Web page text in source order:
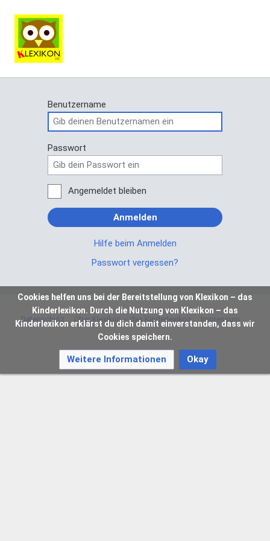
Benutzername
Passwort
Angemeldet bleiben
Anmelden
Hilfe beim Anmelden
Passwort vergessen?
Datenschutz Über Klexikon – das Kinderlexikon Impressum
Cookies helfen uns bei der Bereitstellung von Klexikon – das
Kinderlexikon. Durch die Nutzung von Klexikon – das
Kinderlexikon erklärst du dich damit einverstanden, dass wir
Cookies speichern.
Weitere Informationen Okay